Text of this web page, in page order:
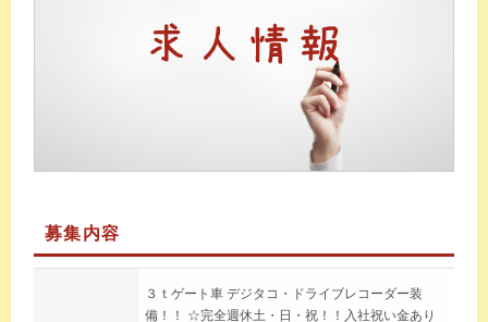
募集内容
３ｔゲート車 デジタコ・ドライブレコーダー装
備！！ ☆完全週休土・日・祝！！入社祝い金あり